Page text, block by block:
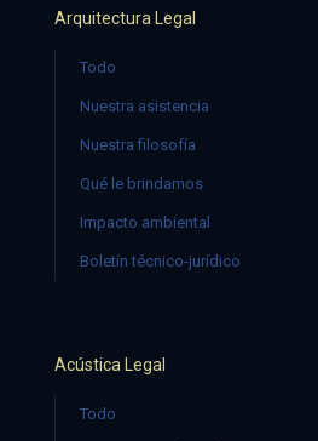
Arquitectura Legal
Todo
Nuestra asistencia
Nuestra filosofía
Qué le brindamos
Impacto ambiental
Boletín técnico-jurídico
Acústica Legal
Todo